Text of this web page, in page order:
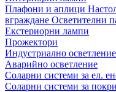
Плафони и аплици
вграждане Осветителни
Екстериорни лампи
Прожектори
Индустриално осветление
Аварийно осветление
Соларни системи за ел.
Соларни системи за